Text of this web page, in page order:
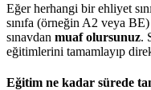
Eğer herhangi bir ehliyet
sınıfa (örneğin A2 veya
sınavdan muaf olursunuz.
eğitimlerini tamamlayıp
Eğitim ne kadar sürede